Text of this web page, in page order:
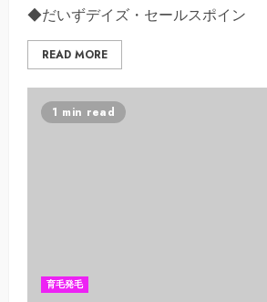
◆だいずデイズ・セールスポイン
READ MORE
1 min read
育毛発毛